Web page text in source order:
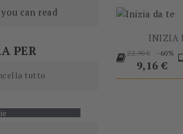
can read
PER
tutto
INIZIA
Prezzo
base
22,90 € -60%
Prezzo
9,16 €